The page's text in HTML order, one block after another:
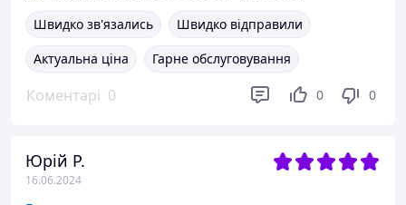
Швидко зв'язались
Швидко відправили
Актуальна ціна
Гарне обслуговування
Коментарі 0 0 0
Юрій Р.
16.06.2024